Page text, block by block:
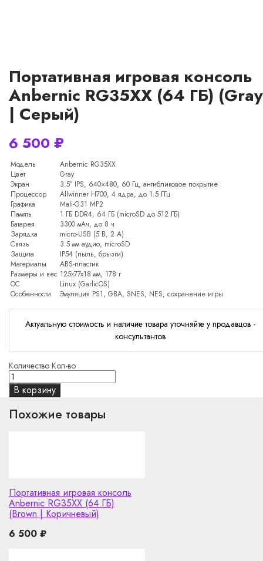
Портативная игровая консоль
Anbernic RG35XX (64 ГБ) (Gray
| Серый)
6 500 ₽
Модель
Anbernic RG35XX
Цвет
Gray
Экран
3.5″ IPS, 640×480, 60 Гц, антибликовое покрытие
Процессор
Allwinner H700, 4 ядра, до 1.5 ГГц
Графика
Mali-G31 MP2
Память
1 ГБ DDR4, 64 ГБ (microSD до 512 ГБ)
Батарея
3300 мАч, до 8 ч
Зарядка
micro-USB (5 В, 2 А)
Связь
3.5 мм аудио, microSD
Защита
IP54 (пыль, брызги)
Материалы
ABS-пластик
Размеры и вес 125x77x18 мм, 178 г
ОС
Linux (GarlicOS)
Особенности
Эмуляция PS1, GBA, SNES, NES, сохранение игры
Актуальную стоимость и наличие товара уточняйте у продавцов -
консультантов
Количество Кол-во
В корзину
Похожие товары
Портативная игровая консоль
Anbernic RG35XX (64 ГБ)
(Brown | Коричневый)
6 500 ₽